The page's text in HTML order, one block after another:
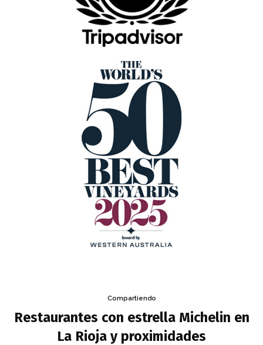
Compartiendo
Restaurantes con estrella Michelin en
La Rioja y proximidades